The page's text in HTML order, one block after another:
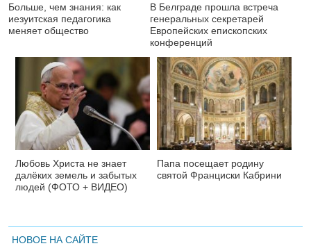
Больше, чем знания: как
иезуитская педагогика
меняет общество
В Белграде прошла встреча
генеральных секретарей
Европейских епископских
конференций
Любовь Христа не знает
далёких земель и забытых
людей (ФОТО + ВИДЕО)
Папа посещает родину
святой Франциски Кабрини
НОВОЕ НА САЙТЕ